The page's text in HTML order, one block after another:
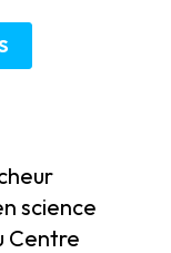
science
Centre